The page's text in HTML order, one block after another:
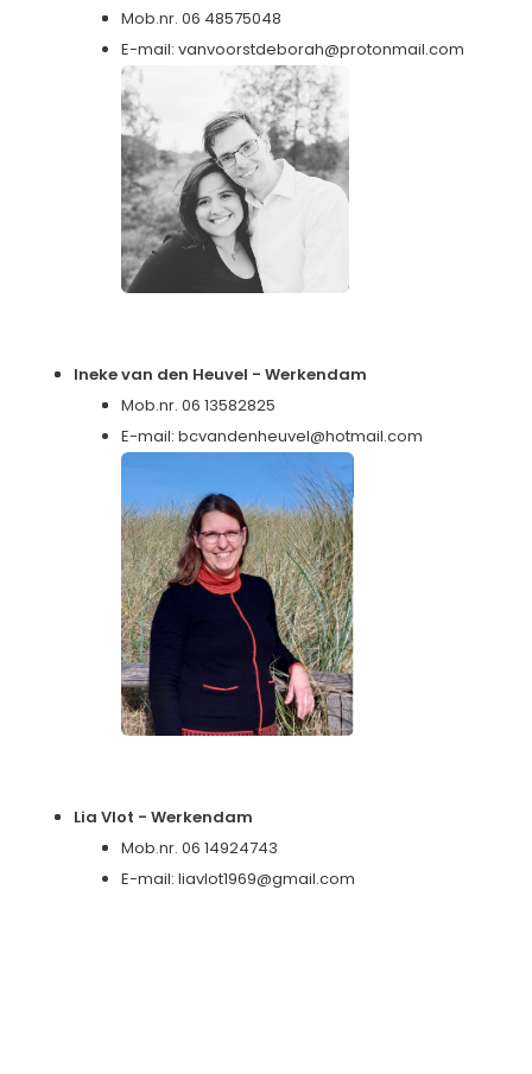
Mob.nr. 06 48575048
E-mail:vanvoorstdeborah@protonmail.com
Ineke van den Heuvel - Werkendam
Mob.nr. 06 13582825
E-mail:bcvandenheuvel@hotmail.com
Lia Vlot - Werkendam
Mob.nr. 06 14924743
E-mail:liavlot1969@gmail.com